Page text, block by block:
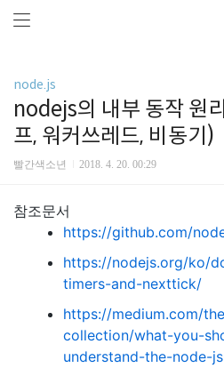
node.js
nodejs의 내부 동작 원
프, 워커쓰레드, 비동기)
빨간색소년 2018. 4. 20. 00:29
참조문서
https://github.com/
https://nodejs.org/ko/
timers-and-nexttick/
https://medium.com/
collection/what-you-
understand-the-node-